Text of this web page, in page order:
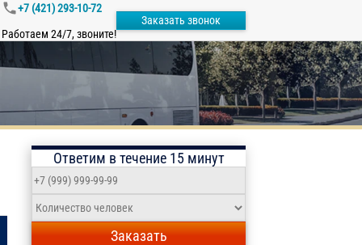
+7 (421) 293-10-72
Работаем 24/7, звоните!
Заказать звонок
Ответим в течение 15 минут
Заказать